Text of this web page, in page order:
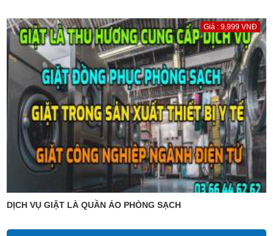
Giá : 9,999 VNĐ
DỊCH VỤ GIẶT LÀ QUẦN ÁO PHÒNG SẠCH